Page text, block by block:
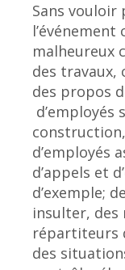
Sans
malheureux
des travaux,
des propos
d’employés
d’employés
d’appels et
d’exemple;
insulter,
répartiteurs
des